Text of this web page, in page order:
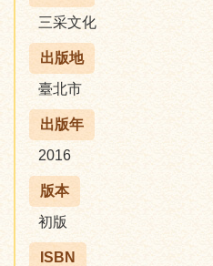
三采文化
出版地
臺北市
出版年
2016
版本
初版
ISBN